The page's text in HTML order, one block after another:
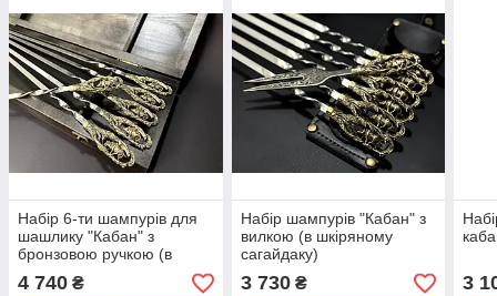
Набір 6-ти шампурів для
шашлику "Кабан" з
бронзовою ручкою (в
дерев'яному кейсі)
4 740 ₴
Набір шампурів "Кабан" з
вилкою (в шкіряному
сагайдаку)
3 730₴ 3